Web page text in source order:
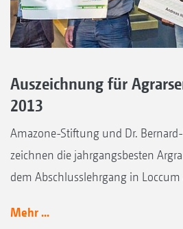
Auszeichnung für
2013
Amazone-Stiftung und Dr.
zeichnen die jahrgangsbesten
dem Abschlusslehrgang in Loccum
Mehr ...